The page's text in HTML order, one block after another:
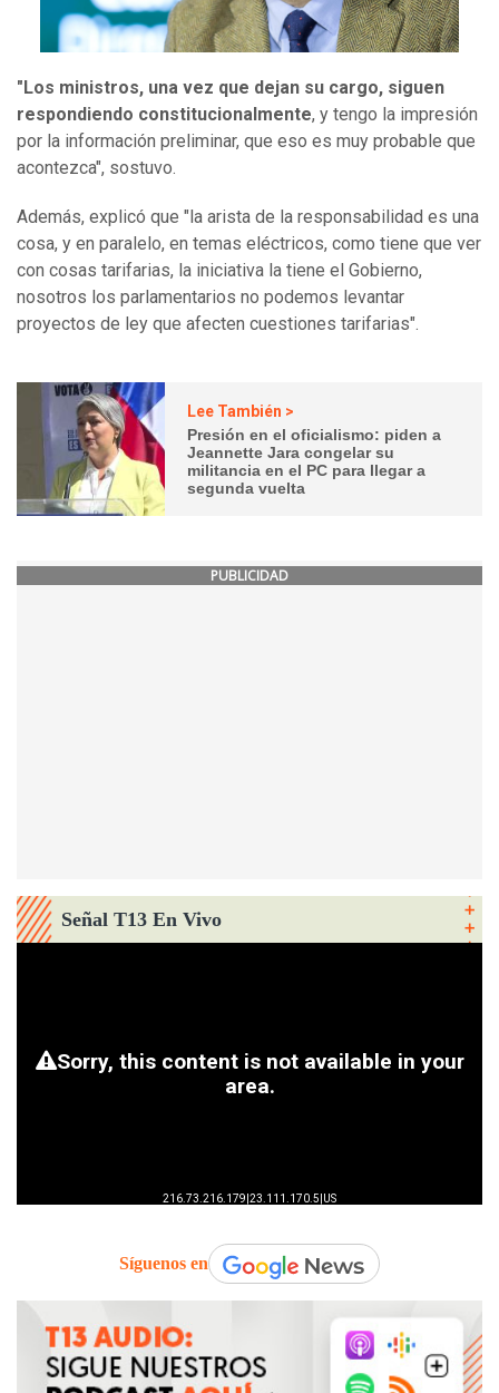
"Los ministros, una vez que dejan su cargo, siguen
respondiendo constitucionalmente, y tengo la impresión
por la información preliminar, que eso es muy probable que
acontezca", sostuvo.
Además, explicó que "la arista de la responsabilidad es una
cosa, y en paralelo, en temas eléctricos, como tiene que ver
con cosas tarifarias, la iniciativa la tiene el Gobierno,
nosotros los parlamentarios no podemos levantar
proyectos de ley que afecten cuestiones tarifarias".
Lee También >
Presión en el oficialismo: piden a
Jeannette Jara congelar su
militancia en el PC para llegar a
segunda vuelta
PUBLICIDAD
Señal T13 En Vivo
Síguenos en